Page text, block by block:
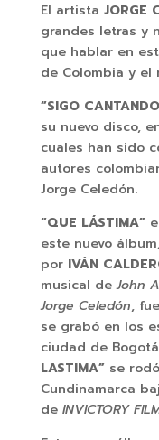
El artista JORGE
grandes letras y
que hablar en
de Colombia y el
“SIGO
su nuevo disco,
cuales han sido
autores
Jorge Celedón.
“QUE LÁSTIMA”
este nuevo
porIVÁN
musical deJohn
Jorge Celedón,
se grabó en los
ciudad de
LASTIMA”se rodó
Cundinamarca
de INVICTORY